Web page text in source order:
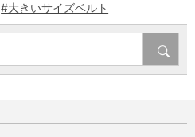
#大きいサイズベルト